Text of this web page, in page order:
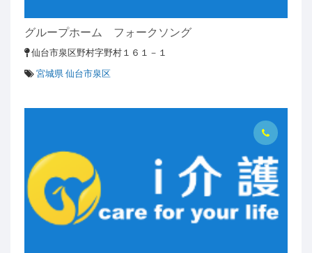
グループホーム フォークソング
仙台市泉区野村字野村１６１－１
宮城県 仙台市泉区